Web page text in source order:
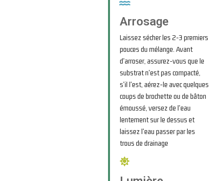
Arrosage
Laissez sécher les 2-3 premiers
pouces du mélange. Avant
d'arroser, assurez-vous que le
substrat n'est pas compacté,
s'il l'est, aérez-le avec quelques
coups de brochette ou de bâton
émoussé, versez de l'eau
lentement sur le dessus et
laissez l'eau passer par les
trous de drainage